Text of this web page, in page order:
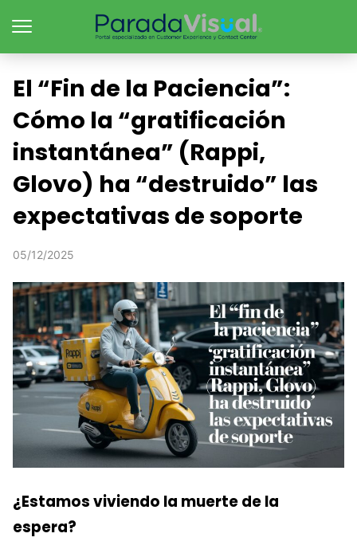
El “Fin de la Paciencia”:
Cómo la “gratificación
instantánea” (Rappi,
Glovo) ha “destruido” las
expectativas de soporte
05/12/2025
¿Estamos viviendo la muerte de la
espera?